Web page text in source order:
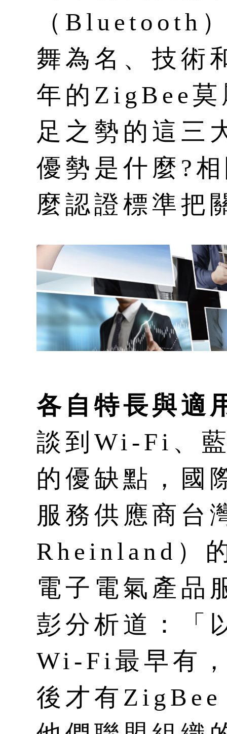
（Bluetooth
舞為名、技術
年的ZigBee
足之勢的這三
優勢是什麼?
麼認證標準把
各自特長與適
談到Wi-Fi、
的優缺點，國
服務供應商台
Rheinland）
電子電氣產品
彭分析道：「
Wi-Fi最早有
後才有